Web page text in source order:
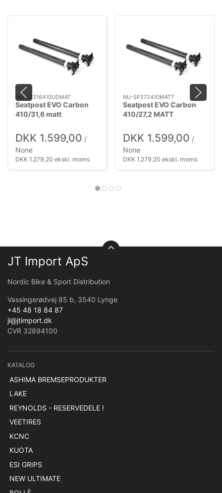
NU-SP316410UDMAT
Seatpost EVO Carbon
410/31,6 matt
DKK 1.599,00 /
None
DKK 1.279,20 ekskl. moms
NU-SP272410MATT
Seatpost EVO Carbon
410/27,2 MATT
DKK 1.599,00 /
None
DKK 1.279,20 ekskl. moms
JT Import ApS
Nordic Bike & Sport Distribution
Vassingerødvej 85 b, 3540 Lynge
+45 48 18 84 87
jl@jtimport.dk
CVR 32894100
KATALOG
ASHIMA BREMSEPRODUKTER
LAKE
REYNOLDS - RESERVEDELE !
VEETIRES
KCNC
KUOTA
ESI GRIPS
NEW ULTIMATE